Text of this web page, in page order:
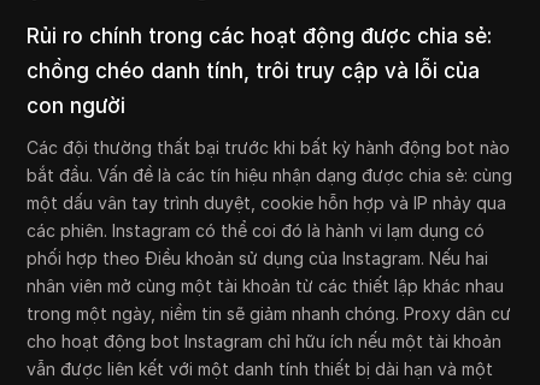
Rủi ro chính trong các hoạt động được chia sẻ:
chồng chéo danh tính, trôi truy cập và lỗi của
con người
Các đội thường thất bại trước khi bất kỳ hành động bot nào
bắt đầu. Vấn đề là các tín hiệu nhận dạng được chia sẻ: cùng
một dấu vân tay trình duyệt, cookie hỗn hợp và IP nhảy qua
các phiên. Instagram có thể coi đó là hành vi lạm dụng có
phối hợp theo Điều khoản sử dụng của Instagram. Nếu hai
nhân viên mở cùng một tài khoản từ các thiết lập khác nhau
trong một ngày, niềm tin sẽ giảm nhanh chóng. Proxy dân cư
cho hoạt động bot Instagram chỉ hữu ích nếu một tài khoản
vẫn được liên kết với một danh tính thiết bị dài hạn và một